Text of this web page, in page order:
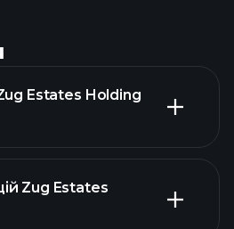
Estates Holding
Zug Estates